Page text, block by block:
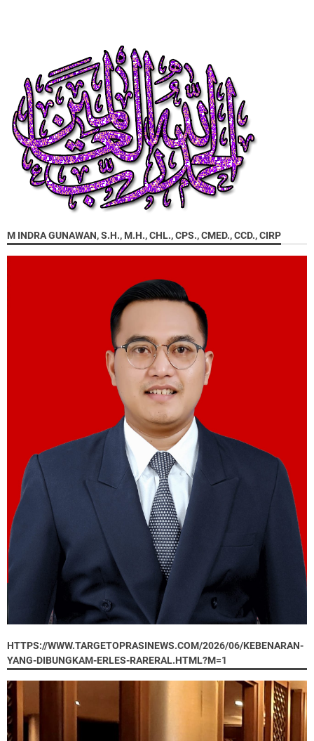
M INDRA GUNAWAN, S.H., M.H., CHL., CPS., CMED., CCD., CIRP
HTTPS://WWW.TARGETOPRASINEWS.COM/2026/06/KEBENARAN-
YANG-DIBUNGKAM-ERLES-RARERAL.HTML?M=1